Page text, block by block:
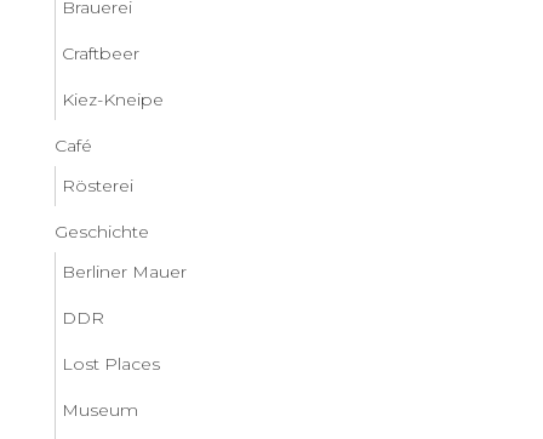
Brauerei
Craftbeer
Kiez-Kneipe
Café
Rösterei
Geschichte
Berliner Mauer
DDR
Lost Places
Museum